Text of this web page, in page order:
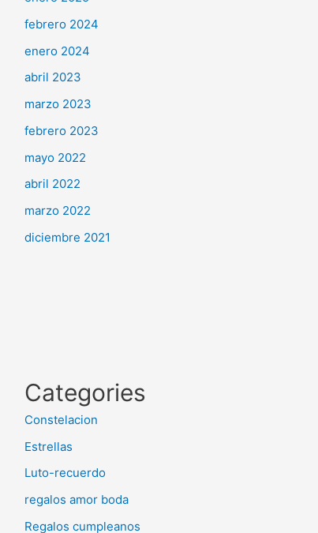
febrero 2024
enero 2024
abril 2023
marzo 2023
febrero 2023
mayo 2022
abril 2022
marzo 2022
diciembre 2021
Categories
Constelacion
Estrellas
Luto-recuerdo
regalos amor boda
Regalos cumpleanos